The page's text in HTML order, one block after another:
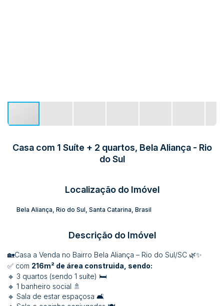
Casa com 1 Suíte + 2 quartos, Bela Aliança - Rio
do Sul
Localização do Imóvel
Bela Aliança Rio do Sul Santa Catarina Brasil
Descrição do Imóvel
🏡Casa a Venda no Bairro Bela Aliança – Rio do Sul/SC 🌿✨
✅ com 216m² de área construida, sendo:
🔹 3 quartos (sendo 1 suíte) 🛏️
🔹 1 banheiro social 🚿
🔹 Sala de estar espaçosa 🛋️